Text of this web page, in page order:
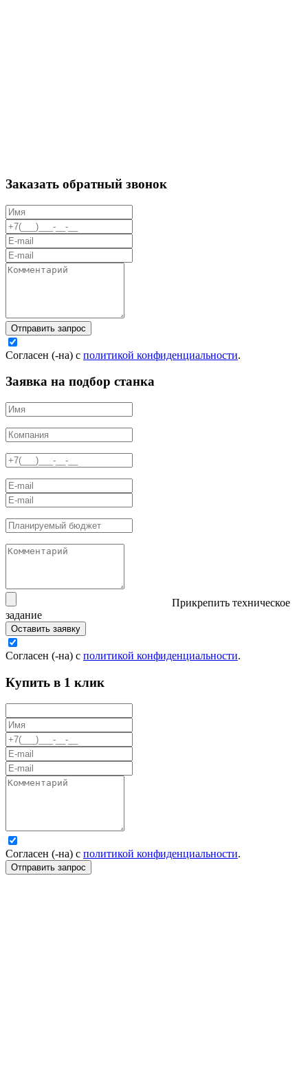
Заказать обратный звонок
Отправить запрос
Согласен (-на) с политикой конфиденциальности.
Заявка на подбор станка
Прикрепить техническое
задание
Оставить заявку
Согласен (-на) с политикой конфиденциальности.
Купить в 1 клик
Согласен (-на) с политикой конфиденциальности.
Отправить запрос